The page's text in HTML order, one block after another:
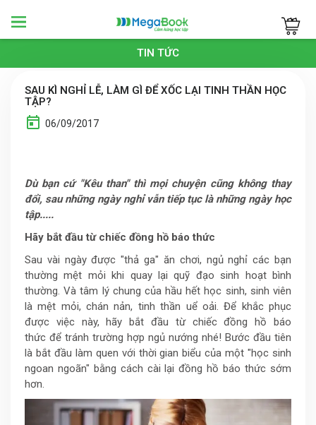
Megabook
TIN TỨC
SAU KÌ NGHỈ LỄ, LÀM GÌ ĐỂ XỐC LẠI TINH THẦN HỌC
TẬP?
06/09/2017
Dù bạn cứ "Kêu than" thì mọi chuyện cũng không thay
đổi, sau những ngày nghỉ vẫn tiếp tục là những ngày học
tập.....
Hãy bắt đầu từ chiếc đồng hồ báo thức
Sau vài ngày được "thả ga" ăn chơi, ngủ nghỉ các bạn
thường mệt mỏi khi quay lại quỹ đạo sinh hoạt bình
thường. Và tâm lý chung của hầu hết học sinh, sinh viên
là mệt mỏi, chán nản, tinh thần uể oải. Để khắc phục
được việc này, hãy bắt đầu từ chiếc đồng hồ báo
thức để tránh trường hợp ngủ nướng nhé! Bước đầu tiên
là bắt đầu làm quen với thời gian biểu của một "học sinh
ngoan ngoãn" bằng cách cài lại đồng hồ báo thức sớm
hơn.